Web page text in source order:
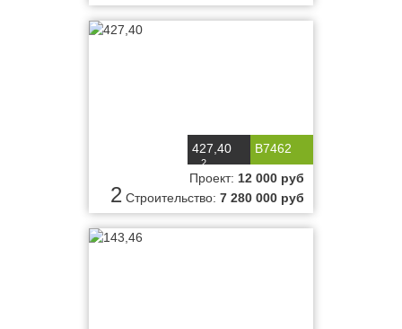
B7462
427,40
м2
2
Проект: 12 000 руб
Строительство: 7 280 000 руб